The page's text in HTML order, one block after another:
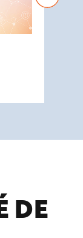
DE